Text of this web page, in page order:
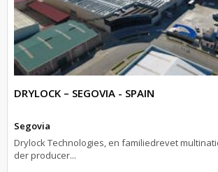
DRYLOCK – SEGOVIA - SPAIN
Segovia
Drylock Technologies, en familiedrevet
der producer...